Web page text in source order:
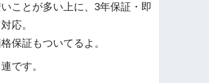
ことが多い上に、3年保証・即
応。
保証もついてるよ。
です。